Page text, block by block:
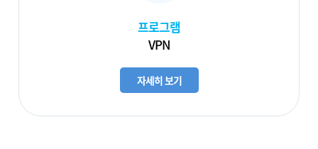
프로그램
VPN
자세히 보기